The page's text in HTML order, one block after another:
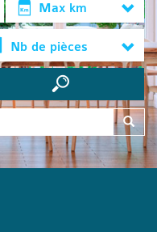
Max km
Nb de pièces